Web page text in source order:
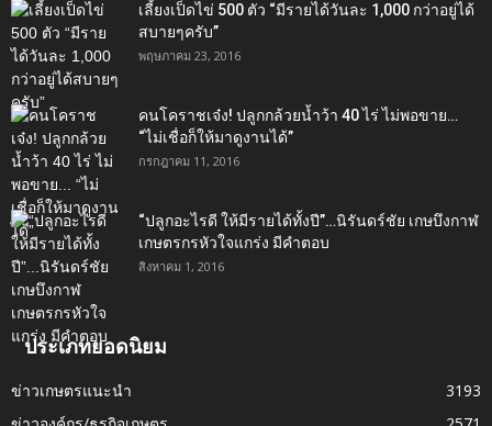
เลี้ยงเป็ดไข่ 500 ตัว “มีรายได้วันละ 1,000 กว่าอยู่ได้
สบายๆครับ”
พฤษภาคม 23, 2016
คนโคราชเจ๋ง! ปลูกกล้วยน้ำว้า 40 ไร่ ไม่พอขาย…
“ไม่เชื่อก็ให้มาดูงานได้”‬
กรกฎาคม 11, 2016
“ปลูกอะไรดี ให้มีรายได้ทั้งปี”…นิรันดร์ชัย เกษบึงกาฬ
เกษตรกรหัวใจแกร่ง มีคำตอบ
สิงหาคม 1, 2016
ประเภทยอดนิยม
ข่าวเกษตรแนะนำ
3193